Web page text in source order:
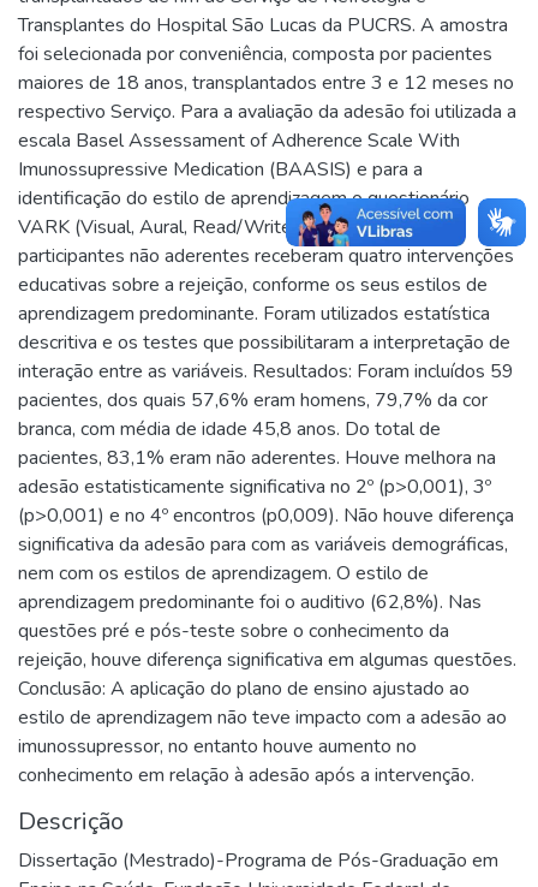
Transplantes do Hospital São Lucas da PUCRS. A amostra
foi selecionada por conveniência, composta por pacientes
maiores de 18 anos, transplantados entre 3 e 12 meses no
respectivo Serviço. Para a avaliação da adesão foi utilizada a
escala Basel Assessament of Adherence Scale With
Imunossupressive Medication (BAASIS) e para a
identificação do estilo de aprendizagem o questionário
VARK (Visual, Aural, Read/Write, Kinesthestic). Os
participantes não aderentes receberam quatro intervenções
educativas sobre a rejeição, conforme os seus estilos de
aprendizagem predominante. Foram utilizados estatística
descritiva e os testes que possibilitaram a interpretação de
interação entre as variáveis. Resultados: Foram incluídos 59
pacientes, dos quais 57,6% eram homens, 79,7% da cor
branca, com média de idade 45,8 anos. Do total de
pacientes, 83,1% eram não aderentes. Houve melhora na
adesão estatisticamente significativa no 2º (p>0,001), 3º
(p>0,001) e no 4º encontros (p0,009). Não houve diferença
significativa da adesão para com as variáveis demográficas,
nem com os estilos de aprendizagem. O estilo de
aprendizagem predominante foi o auditivo (62,8%). Nas
questões pré e pós-teste sobre o conhecimento da
rejeição, houve diferença significativa em algumas questões.
Conclusão: A aplicação do plano de ensino ajustado ao
estilo de aprendizagem não teve impacto com a adesão ao
imunossupressor, no entanto houve aumento no
conhecimento em relação à adesão após a intervenção.
Descrição
Dissertação (Mestrado)-Programa de Pós-Graduação em